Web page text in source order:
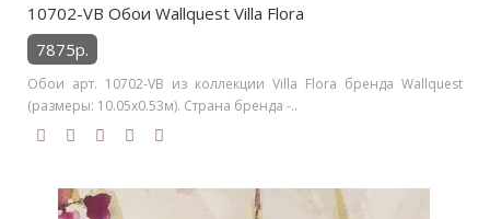
10702-VB Обои Wallquest Villa Flora
7875р.
Обои арт. 10702-VB из коллекции Villa Flora бренда Wallquest
(размеры: 10.05х0.53м). Страна бренда -..